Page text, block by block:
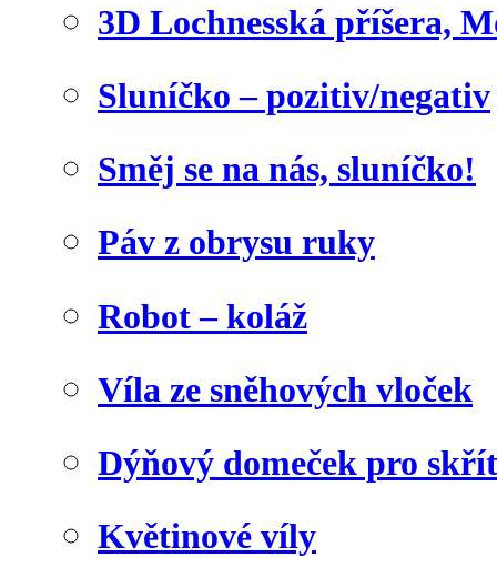
3D Lochnesská příšera,
Sluníčko – pozitiv/negativ
Směj se na nás, sluníčko!
Páv z obrysu ruky
Robot – koláž
Víla ze sněhových vloček
Dýňový domeček pro
Květinové víly